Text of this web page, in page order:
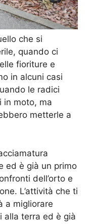
che si
quando ci
fioriture e
in alcuni casi
le radici
in moto, ma
metterle a
ed è già un primo
dell’orto e
L’attività che ti
a migliorare
alla terra ed è già